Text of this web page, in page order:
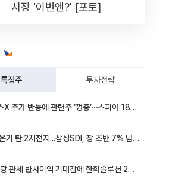
시장 '이번엔?' [포토]
특징주 투자전략
스페이스X 주가 반등에 관련주 ‘껑충’⋯스피어 18%ㆍ에이치브이엠 12%↑
반도체 온기 탄 2차전지...삼성SDI, 장 초반 7% 넘게 껑충
美 태양광 관세 반사이익 기대감에 한화솔루션 20%대·OCI홀딩스 14%대 급등